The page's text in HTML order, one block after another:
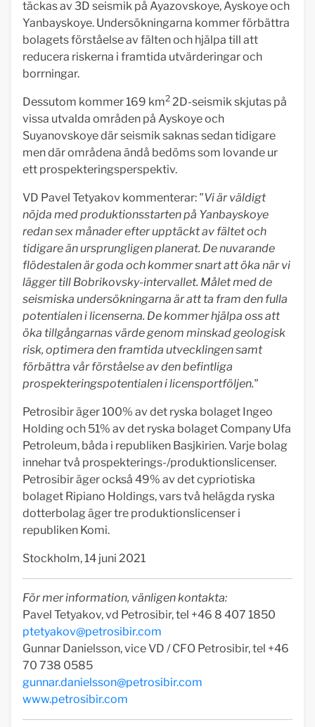
täckas av 3D seismik på Ayazovskoye, Ayskoye och
Yanbayskoye. Undersökningarna kommer förbättra
bolagets förståelse av fälten och hjälpa till att
reducera riskerna i framtida utvärderingar och
borrningar.
Dessutom kommer 169 km2 2D-seismik skjutas på
vissa utvalda områden på Ayskoye och
Suyanovskoye där seismik saknas sedan tidigare
men där områdena ändå bedöms som lovande ur
ett prospekteringsperspektiv.
VD Pavel Tetyakov kommenterar: "Vi är väldigt
nöjda med produktionsstarten på Yanbayskoye
redan sex månader efter upptäckt av fältet och
tidigare än ursprungligen planerat. De nuvarande
flödestalen är goda och kommer snart att öka när vi
lägger till Bobrikovsky-intervallet. Målet med de
seismiska undersökningarna är att ta fram den fulla
potentialen i licenserna. De kommer hjälpa oss att
öka tillgångarnas värde genom minskad geologisk
risk, optimera den framtida utvecklingen samt
förbättra vår förståelse av den befintliga
prospekteringspotentialen i licensportföljen."
Petrosibir äger 100% av det ryska bolaget Ingeo
Holding och 51% av det ryska bolaget Company Ufa
Petroleum, båda i republiken Basjkirien. Varje bolag
innehar två prospekterings-/produktionslicenser.
Petrosibir äger också 49% av det cypriotiska
bolaget Ripiano Holdings, vars två helägda ryska
dotterbolag äger tre produktionslicenser i
republiken Komi.
Stockholm, 14 juni 2021
För mer information, vänligen kontakta:
Pavel Tetyakov, vd Petrosibir, tel +46 8 407 1850
ptetyakov@petrosibir.com
Gunnar Danielsson, vice VD / CFO Petrosibir, tel +46
70 738 0585
gunnar.danielsson@petrosibir.com
www.petrosibir.com